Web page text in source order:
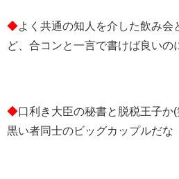
◆よく共通の知人を介した飲み会
ど、合コンと一言で書けば良いの
◆口利き大臣の秘書と脱税王子か(
黒い者同士のビッグカップルだな